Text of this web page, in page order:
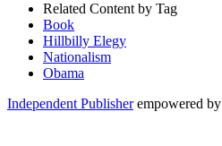
Related Content by Tag
Book
Hillbilly Elegy
Nationalism
Obama
Independent Publisherempowered by